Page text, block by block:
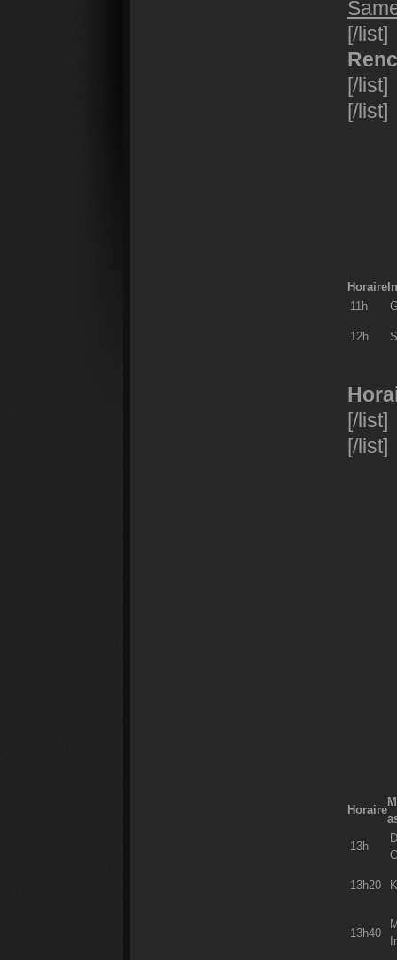
[/list]
[/list]
[/list]
Horaire
11h
12h
[/list]
[/list]
Horaire
13h
13h20
13h40